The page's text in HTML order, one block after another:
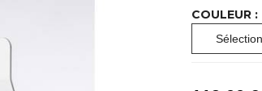
COULEUR :